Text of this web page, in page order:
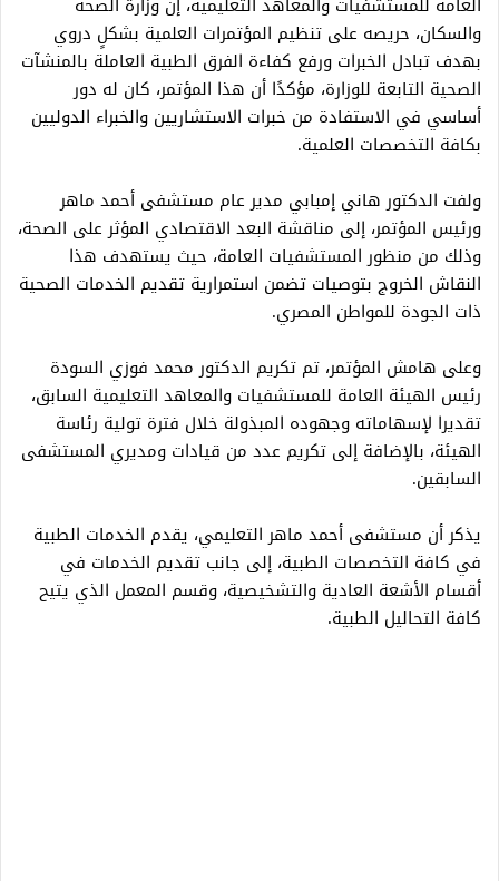
والسكان، حريصه على تنظيم المؤتمرات العلمية بشكلٍ دروي
بهدف تبادل الخبرات ورفع كفاءة الفرق الطبية العاملة بالمنشآت
الصحية التابعة للوزارة، مؤكدًا أن هذا المؤتمر، كان له دور
أساسي في الاستفادة من خبرات الاستشاريين والخبراء الدوليين
بكافة التخصصات العلمية.
ولفت الدكتور هاني إمبابي مدير عام مستشفى أحمد ماهر
ورئيس المؤتمر، إلى مناقشة البعد الاقتصادي المؤثر على الصحة،
وذلك من منظور المستشفيات العامة، حيث يستهدف هذا
النقاش الخروج بتوصيات تضمن استمرارية تقديم الخدمات الصحية
ذات الجودة للمواطن المصري.
وعلى هامش المؤتمر، تم تكريم الدكتور محمد فوزي السودة
رئيس الهيئة العامة للمستشفيات والمعاهد التعليمية السابق،
تقديرا لإسهاماته وجهوده المبذولة خلال فترة تولية رئاسة
الهيئة، بالإضافة إلى تكريم عدد من قيادات ومديري المستشفى
السابقين.
يذكر أن مستشفى أحمد ماهر التعليمي، يقدم الخدمات الطبية
في كافة التخصصات الطبية، إلى جانب تقديم الخدمات في
أقسام الأشعة العادية والتشخيصية، وقسم المعمل الذي يتيح
كافة التحاليل الطبية.